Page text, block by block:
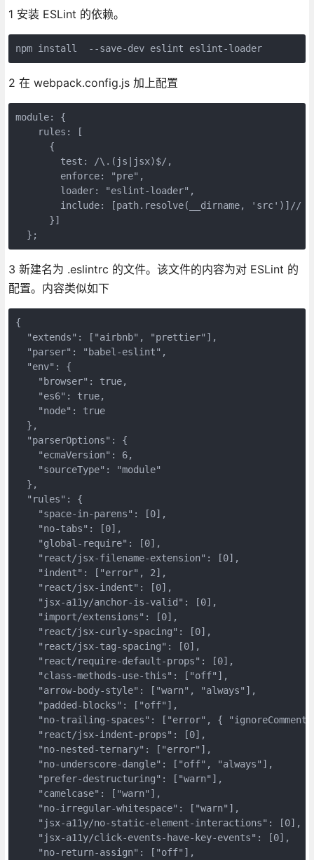
1 安装 ESLint 的依赖。
npm install  --save-dev eslint eslint-loader
2 在 webpack.config.js 加上配置
module: {
    rules: [
      {
        test: /\.(js|jsx)$/,
        enforce: "pre",
        loader: "eslint-loader",
include: [path.resolve(__dirname, 'src')]// 指
      }]
3 新建名为 .eslintrc 的文件。该文件的内容为对 ESLint 的
配置。内容类似如下
{
  "extends": ["airbnb", "prettier"],
  "parser": "babel-eslint",
  "env": {
    "browser": true,
    "es6": true,
    "node": true
  },
  "parserOptions": {
    "ecmaVersion": 6,
    "sourceType": "module"
  },
  "rules": {
    "space-in-parens": [0],
    "no-tabs": [0],
    "global-require": [0],
    "react/jsx-filename-extension": [0],
    "indent": ["error", 2],
    "react/jsx-indent": [0],
    "jsx-a11y/anchor-is-valid": [0],
    "import/extensions": [0],
    "react/jsx-curly-spacing": [0],
    "react/jsx-tag-spacing": [0],
    "react/require-default-props": [0],
    "class-methods-use-this": ["off"],
    "arrow-body-style": ["warn", "always"],
    "padded-blocks": ["off"],
"no-trailing-spaces": ["error", {
    "react/jsx-indent-props": [0],
    "no-nested-ternary": ["error"],
    "no-underscore-dangle": ["off", "always"],
    "prefer-destructuring": ["warn"],
    "camelcase": ["warn"],
    "no-irregular-whitespace": ["warn"],
    "jsx-a11y/no-static-element-interactions": [0],
    "jsx-a11y/click-events-have-key-events": [0],
    "no-return-assign": ["off"],